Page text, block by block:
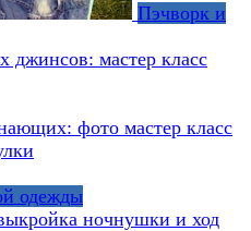
Пэчворк и
джинсов: мастер класс
фото мастер класс
одежды
ночнушки и ход